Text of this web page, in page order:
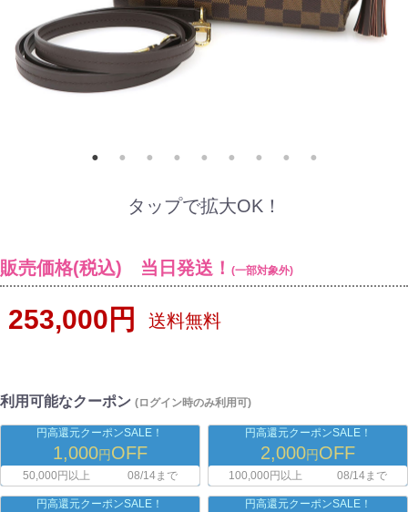
タップで拡大OK！
販売価格(税込) 当日発送！ (一部対象外)
253,000円 送料無料
利用可能なクーポン (ログイン時のみ利用可)
円高還元クーポンSALE！
1,000円OFF
50,000円以上 08/14まで
円高還元クーポンSALE！
2,000円OFF
100,000円以上 08/14まで
円高還元クーポンSALE！ 円高還元クーポンSALE！